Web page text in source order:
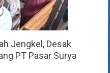
Jengkel, Desak
PT Pasar Surya